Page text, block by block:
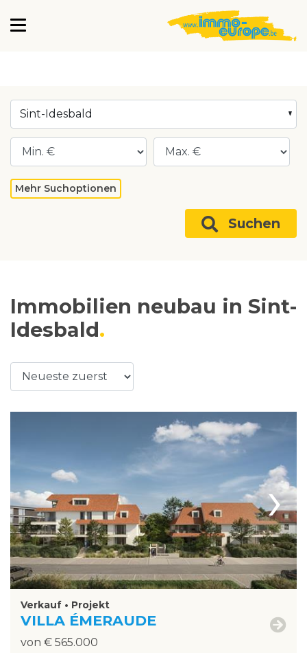
Sint-Idesbald
Mehr Suchoptionen
Suchen
Immobilien neubau in Sint-
Idesbald
›
Verkauf • Projekt
VILLA ÉMERAUDE
von € 565.000